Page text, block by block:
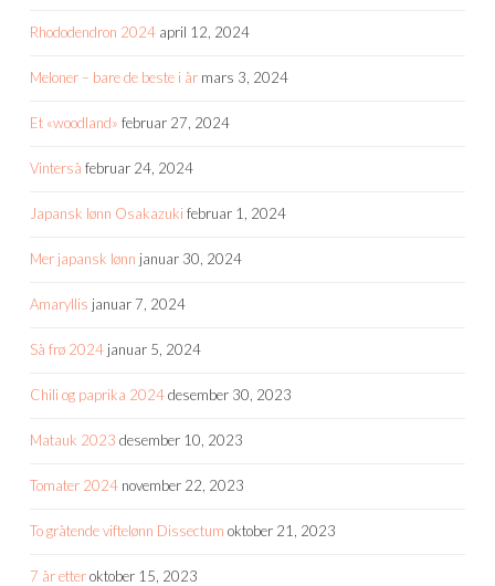
Rhododendron 2024 april 12, 2024
Meloner – bare de beste i år mars 3, 2024
Et «woodland» februar 27, 2024
Vinterså februar 24, 2024
Japansk lønn Osakazuki februar 1, 2024
Mer japansk lønn januar 30, 2024
Amaryllis januar 7, 2024
Så frø 2024 januar 5, 2024
Chili og paprika 2024desember 30, 2023
Matauk 2023 desember 10, 2023
Tomater 2024 november 22, 2023
To gråtende viftelønn Dissectum oktober 21, 2023
7 år etteroktober 15, 2023